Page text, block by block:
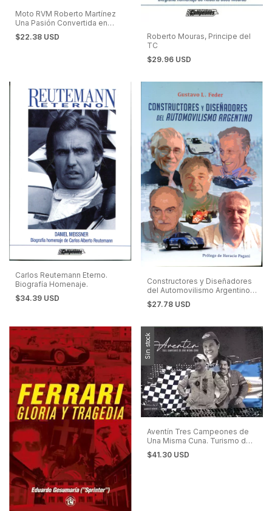
Moto RVM Roberto Martínez
Una Pasión Convertida en
Marca
$22.38 USD
Roberto Mouras, Principe del
TC
$29.96 USD
Carlos Reutemann Eterno.
Biografía Homenaje.
$34.39 USD
Constructores y Diseñadores
del Automovilismo Argentino.
Berta, Baudena, Campo,
Crespi y Pronello
$27.78 USD
Sin stock
Aventín Tres Campeones de
Una Misma Cuna. Turismo de
Carretera
$41.30 USD